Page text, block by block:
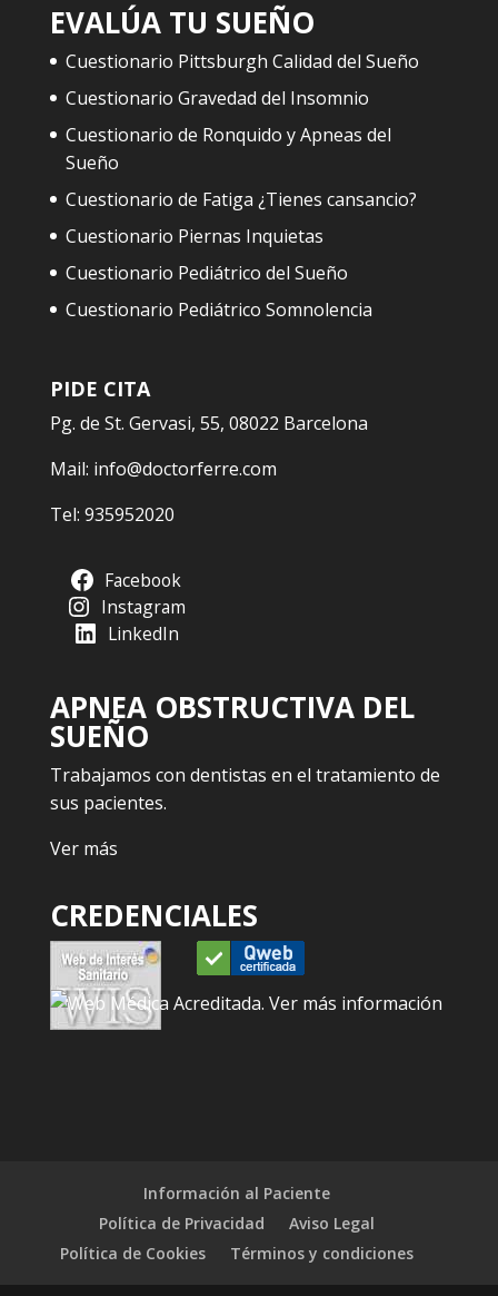
EVALÚA TU SUEÑO
Cuestionario Pittsburgh Calidad del Sueño
Cuestionario Gravedad del Insomnio
Cuestionario de Ronquido y Apneas del
Sueño
Cuestionario de Fatiga ¿Tienes cansancio?
Cuestionario Piernas Inquietas
Cuestionario Pediátrico del Sueño
Cuestionario Pediátrico Somnolencia
PIDE CITA
Pg. de St. Gervasi, 55, 08022 Barcelona
Mail: info@doctorferre.com
Tel: 935952020
Facebook
Instagram
LinkedIn
APNEA OBSTRUCTIVA DEL
SUEÑO
Trabajamos con dentistas en el tratamiento de
sus pacientes.
Ver más
CREDENCIALES
Información al Paciente
Política de Privacidad
Aviso Legal
Política de Cookies
Términos y condiciones